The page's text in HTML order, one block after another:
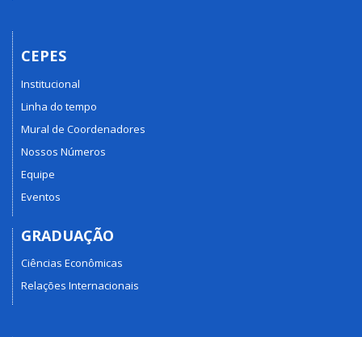
CEPES
Institucional
Linha do tempo
Mural de Coordenadores
Nossos Números
Equipe
Eventos
GRADUAÇÃO
Ciências Econômicas
Relações Internacionais